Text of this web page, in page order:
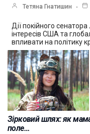
Тетяна Гнатишин
Дії покійного
інтересів США та
впливати на політику
Зірковий шлях: як
поле…